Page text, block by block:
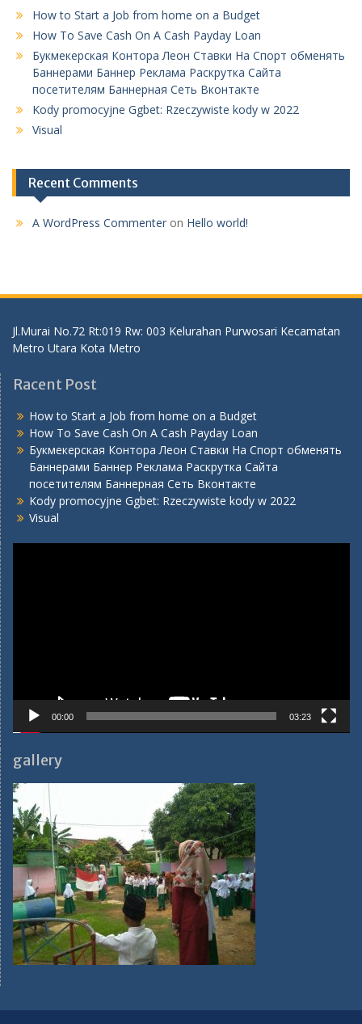
How to Start a Job from home on a Budget
How To Save Cash On A Cash Payday Loan
Букмекерская Контора Леон Ставки На Спорт обменять
Баннерами Баннер Реклама Раскрутка Сайта
посетителям Баннерная Сеть Вконтакте
Kody promocyjne Ggbet: Rzeczywiste kody w 2022
Visual
Recent Comments
A WordPress Commenter on Hello world!
Jl.Murai No.72 Rt:019 Rw: 003 Kelurahan Purwosari Kecamatan
Metro Utara Kota Metro
Racent Post
How to Start a Job from home on a Budget
How To Save Cash On A Cash Payday Loan
Букмекерская Контора Леон Ставки На Спорт обменять
Баннерами Баннер Реклама Раскрутка Сайта
посетителям Баннерная Сеть Вконтакте
Kody promocyjne Ggbet: Rzeczywiste kody w 2022
Visual
00:00 03:23
gallery